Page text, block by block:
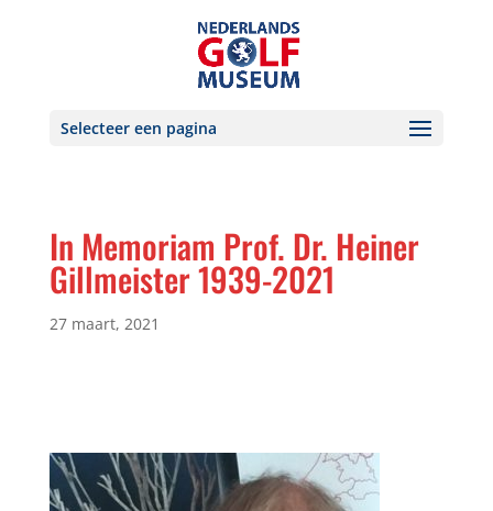
Selecteer een pagina
In Memoriam Prof. Dr. Heiner
Gillmeister 1939-2021
27 maart, 2021